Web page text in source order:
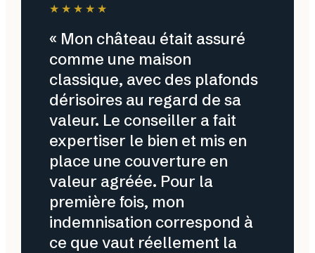
★★★★★
« Mon château était assuré
comme une maison
classique, avec des plafonds
dérisoires au regard de sa
valeur. Le conseiller a fait
expertiser le bien et mis en
place une couverture en
valeur agréée. Pour la
première fois, mon
indemnisation correspond à
ce que vaut réellement la